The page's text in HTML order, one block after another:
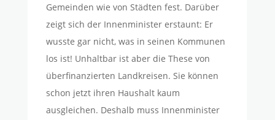
Gemeinden wie von Städten fest. Darüber
zeigt sich der Innenminister erstaunt: Er
wusste gar nicht, was in seinen Kommunen
los ist! Unhaltbar ist aber die These von
überfinanzierten Landkreisen. Sie können
schon jetzt ihren Haushalt kaum
ausgleichen. Deshalb muss Innenminister